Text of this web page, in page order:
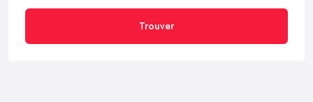
Trouver